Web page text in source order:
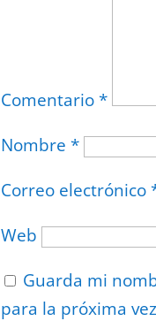
Comentario *
Nombre *
Correo electrónico
Web
Guarda mi
para la próxima